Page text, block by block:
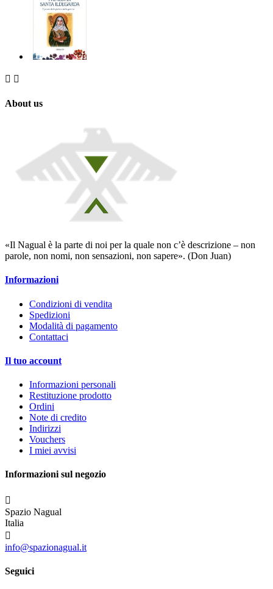
 
About us
«Il Nagual è la parte di noi per la quale non c’è descrizione – non
parole, non nomi, non sensazioni, non sapere». (Don Juan)
Informazioni
Condizioni di vendita
Spedizioni
Modalità di pagamento
Contattaci
Il tuo account
Informazioni personali
Restituzione prodotto
Ordini
Note di credito
Indirizzi
Vouchers
I miei avvisi
Informazioni sul negozio

Spazio Nagual
Italia

info@spazionagual.it
Seguici